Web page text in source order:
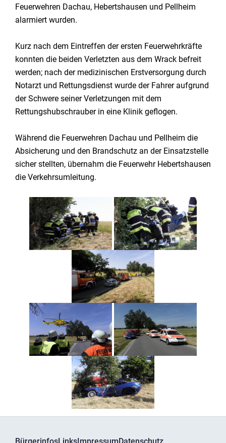
Feuerwehren Dachau, Hebertshausen und Pellheim
alarmiert wurden.
Kurz nach dem Eintreffen der ersten Feuerwehrkräfte
konnten die beiden Verletzten aus dem Wrack befreit
werden; nach der medizinischen Erstversorgung durch
Notarzt und Rettungsdienst wurde der Fahrer aufgrund
der Schwere seiner Verletzungen mit dem
Rettungshubschrauber in eine Klinik geflogen.
Während die Feuerwehren Dachau und Pellheim die
Absicherung und den Brandschutz an der Einsatzstelle
sicher stellten, übernahm die Feuerwehr Hebertshausen
die Verkehrsumleitung.